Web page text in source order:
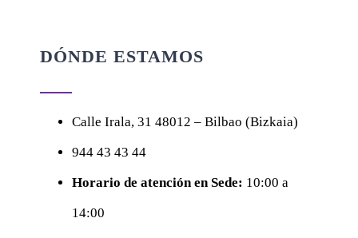
DÓNDE ESTAMOS
Calle Irala, 31 48012 – Bilbao (Bizkaia)
944 43 43 44
Horario de atención en Sede: 10:00 a
14:00